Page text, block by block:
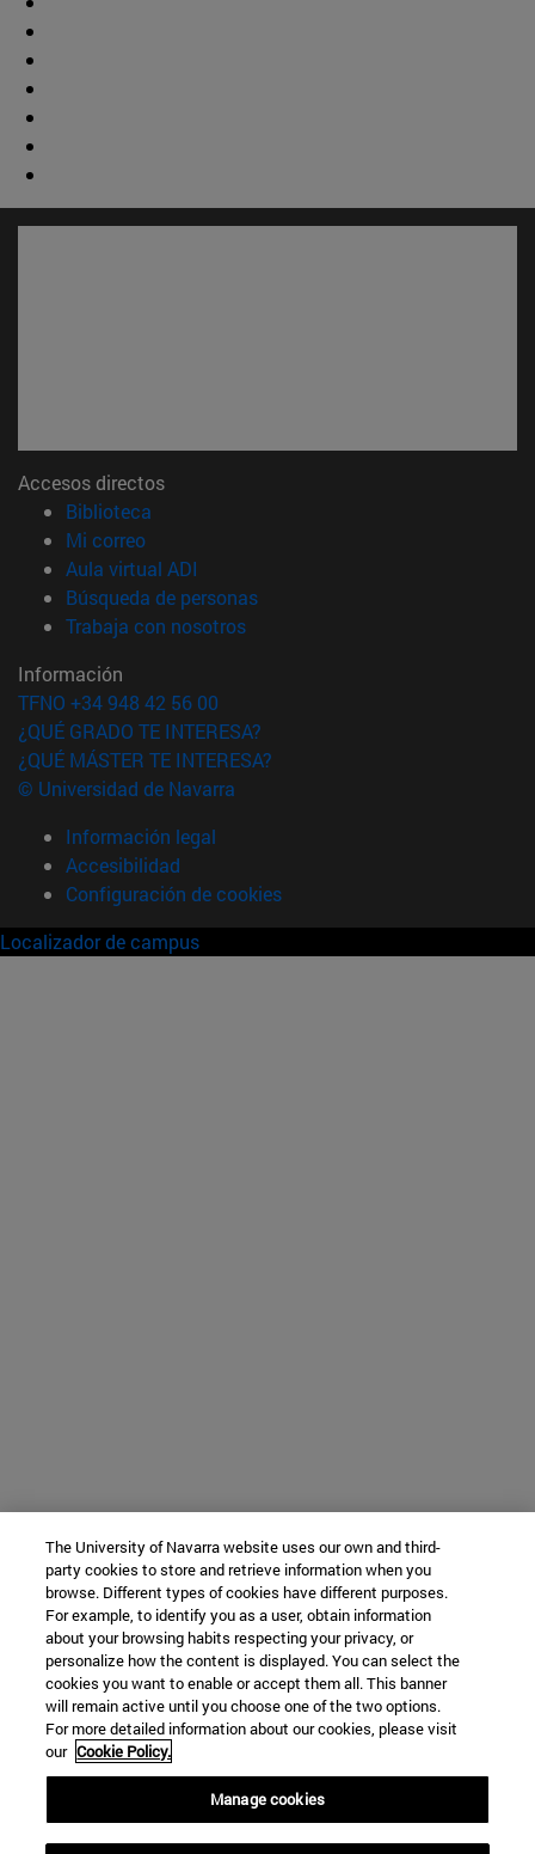
Accesos directos
Biblioteca
Mi correo(abre en nueva ventana)
Aula virtual ADI
Búsqueda de personas(abre en nueva ventana)
Trabaja con nosotros(abre en nueva ventana)
Información
TFNO +34 948 42 56 00
¿QUÉ GRADO TE INTERESA?
¿QUÉ MÁSTER TE INTERESA?
© Universidad de Navarra
Información legal
Accesibilidad
Configuración de cookies
Localizador de campus
The University of Navarra website uses our own and third-
party cookies to store and retrieve information when you
browse. Different types of cookies have different purposes.
For example, to identify you as a user, obtain information
about your browsing habits respecting your privacy, or
personalize how the content is displayed. You can select the
cookies you want to enable or accept them all. This banner
will remain active until you choose one of the two options.
For more detailed information about our cookies, please visit
our Cookie Policy.
Manage cookies